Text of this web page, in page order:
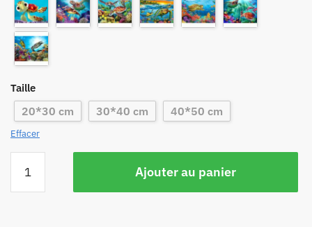
Taille
20*30 cm 30*40 cm 40*50 cm
Effacer
Ajouter au panier